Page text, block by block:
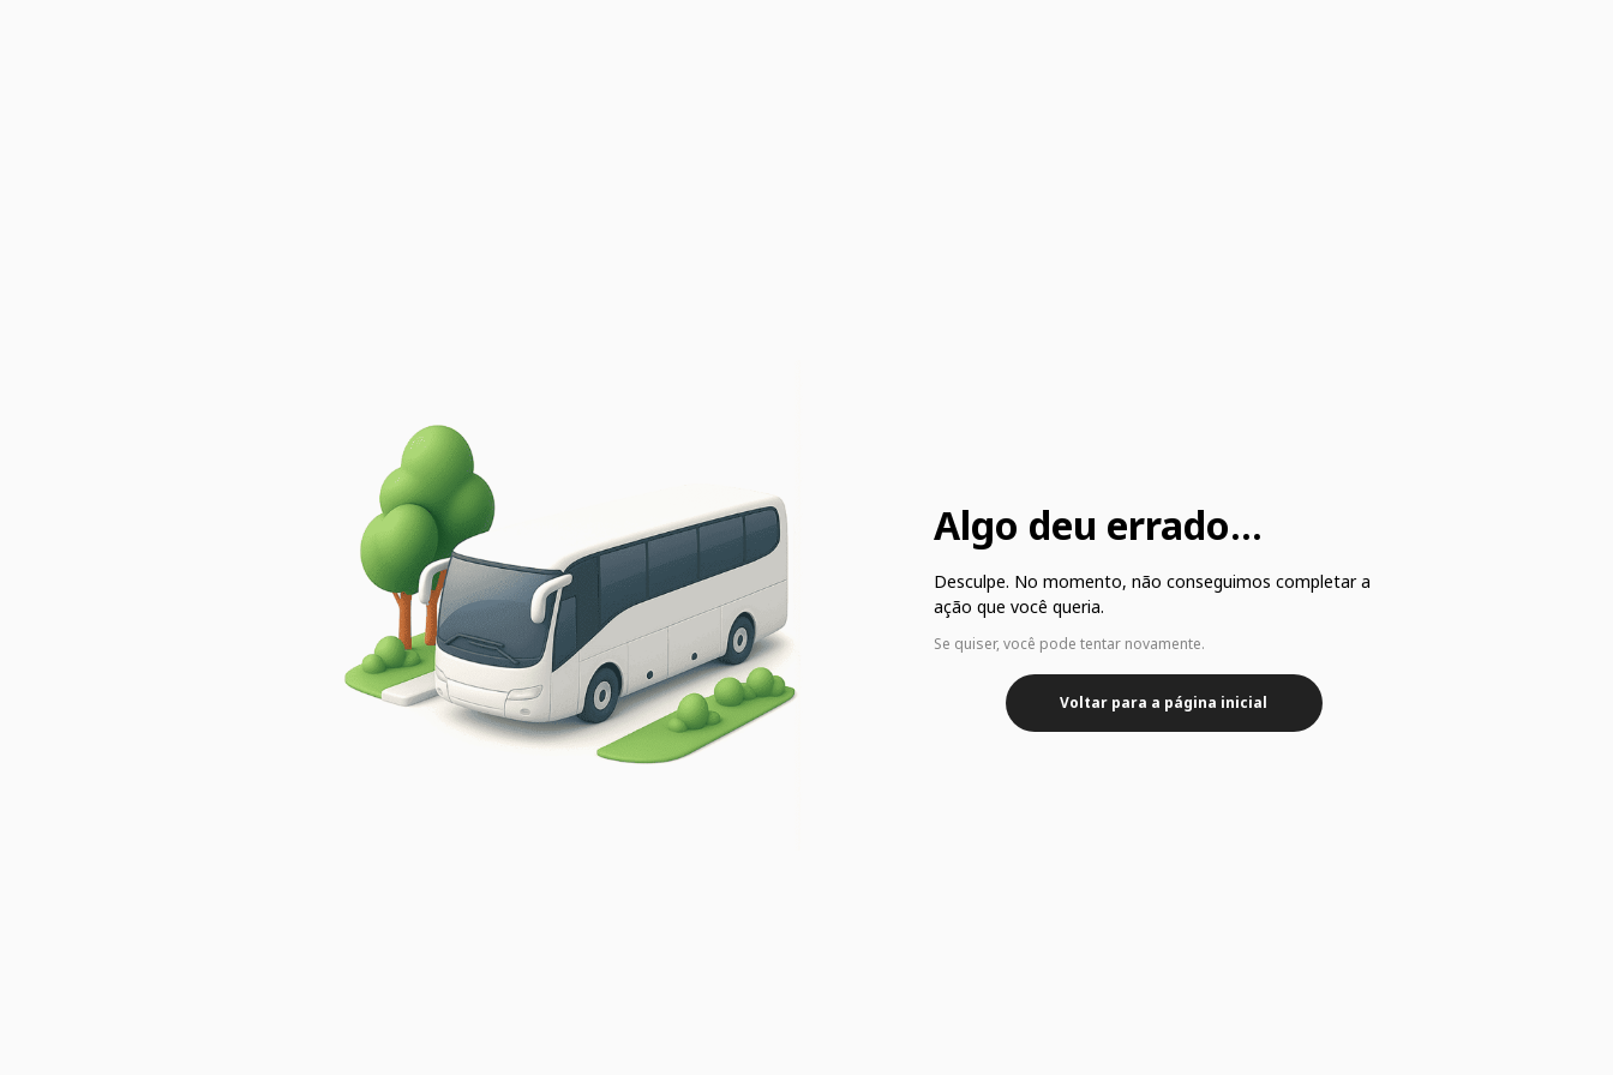
Algo deu errado...
Desculpe. No momento, não conseguimos completar a
ação que você queria.
Se quiser, você pode tentar novamente.
Voltar para a página inicial